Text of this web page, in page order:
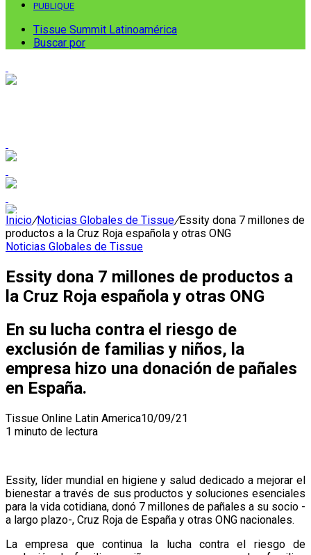
PUBLIQUE
Tissue Summit Latinoamérica
Buscar por
Inicio/Noticias Globales de Tissue/Essity dona 7 millones de
productos a la Cruz Roja española y otras ONG
Noticias Globales de Tissue
Essity dona 7 millones de productos a
la Cruz Roja española y otras ONG
En su lucha contra el riesgo de
exclusión de familias y niños, la
empresa hizo una donación de pañales
en España.
Tissue Online Latin America10/09/21
1 minuto de lectura
Essity, líder mundial en higiene y salud dedicado a mejorar el
bienestar a través de sus productos y soluciones esenciales
para la vida cotidiana, donó 7 millones de pañales a su socio -
a largo plazo-, Cruz Roja de España y otras ONG nacionales.
La empresa que continua la lucha contra el riesgo de